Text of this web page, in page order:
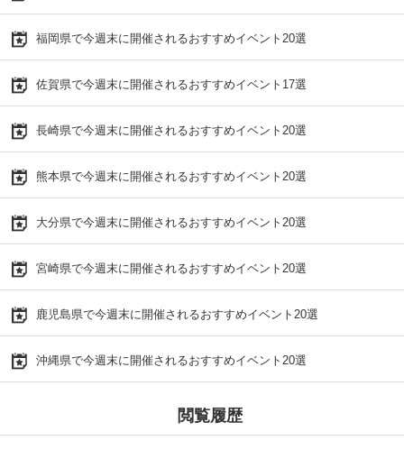
福岡県で今週末に開催されるおすすめイベント20選
佐賀県で今週末に開催されるおすすめイベント17選
長崎県で今週末に開催されるおすすめイベント20選
熊本県で今週末に開催されるおすすめイベント20選
大分県で今週末に開催されるおすすめイベント20選
宮崎県で今週末に開催されるおすすめイベント20選
鹿児島県で今週末に開催されるおすすめイベント20選
沖縄県で今週末に開催されるおすすめイベント20選
閲覧履歴